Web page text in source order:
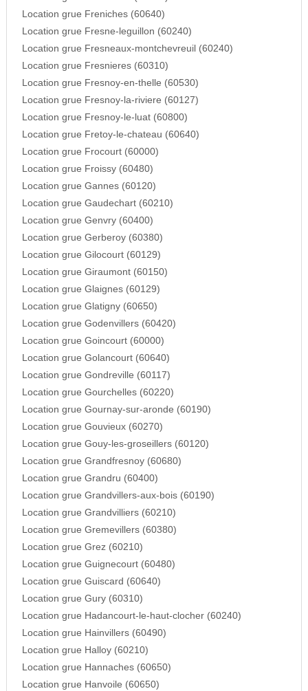
Location grue Freniches (60640)
Location grue Fresne-leguillon (60240)
Location grue Fresneaux-montchevreuil (60240)
Location grue Fresnieres (60310)
Location grue Fresnoy-en-thelle (60530)
Location grue Fresnoy-la-riviere (60127)
Location grue Fresnoy-le-luat (60800)
Location grue Fretoy-le-chateau (60640)
Location grue Frocourt (60000)
Location grue Froissy (60480)
Location grue Gannes (60120)
Location grue Gaudechart (60210)
Location grue Genvry (60400)
Location grue Gerberoy (60380)
Location grue Gilocourt (60129)
Location grue Giraumont (60150)
Location grue Glaignes (60129)
Location grue Glatigny (60650)
Location grue Godenvillers (60420)
Location grue Goincourt (60000)
Location grue Golancourt (60640)
Location grue Gondreville (60117)
Location grue Gourchelles (60220)
Location grue Gournay-sur-aronde (60190)
Location grue Gouvieux (60270)
Location grue Gouy-les-groseillers (60120)
Location grue Grandfresnoy (60680)
Location grue Grandru (60400)
Location grue Grandvillers-aux-bois (60190)
Location grue Grandvilliers (60210)
Location grue Gremevillers (60380)
Location grue Grez (60210)
Location grue Guignecourt (60480)
Location grue Guiscard (60640)
Location grue Gury (60310)
Location grue Hadancourt-le-haut-clocher (60240)
Location grue Hainvillers (60490)
Location grue Halloy (60210)
Location grue Hannaches (60650)
Location grue Hanvoile (60650)